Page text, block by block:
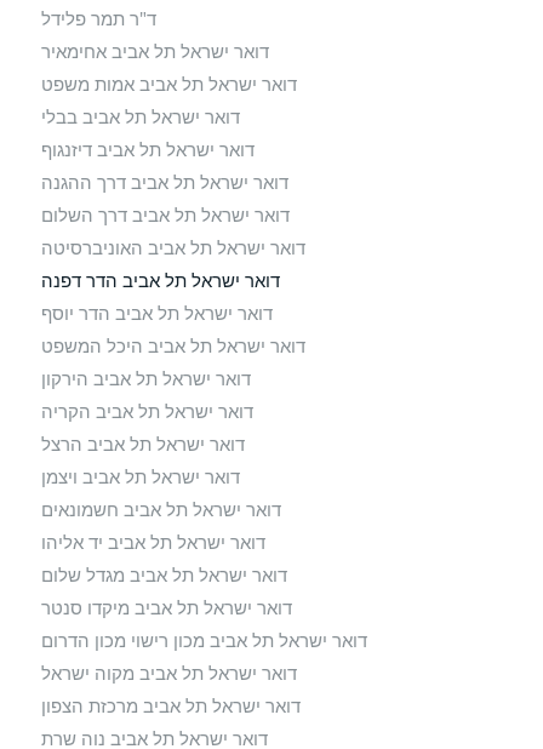
ד"ר תמר פלידל
דואר ישראל תל אביב אחימאיר
דואר ישראל תל אביב אמות משפט
דואר ישראל תל אביב בבלי
דואר ישראל תל אביב דיזנגוף
דואר ישראל תל אביב דרך ההגנה
דואר ישראל תל אביב דרך השלום
דואר ישראל תל אביב האוניברסיטה
דואר ישראל תל אביב הדר דפנה
דואר ישראל תל אביב הדר יוסף
דואר ישראל תל אביב היכל המשפט
דואר ישראל תל אביב הירקון
דואר ישראל תל אביב הקריה
דואר ישראל תל אביב הרצל
דואר ישראל תל אביב ויצמן
דואר ישראל תל אביב חשמונאים
דואר ישראל תל אביב יד אליהו
דואר ישראל תל אביב מגדל שלום
דואר ישראל תל אביב מיקדו סנטר
דואר ישראל תל אביב מכון רישוי מכון הדרום
דואר ישראל תל אביב מקוה ישראל
דואר ישראל תל אביב מרכזת הצפון
דואר ישראל תל אביב נוה שרת